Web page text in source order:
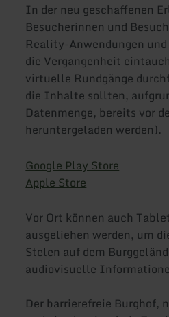
In der neu geschaffenen
Besucherinnen und
Reality-Anwendungen
die Vergangenheit
virtuelle Rundgänge
die Inhalte sollten,
Datenmenge, bereits vor
heruntergeladen werden).
Google Play Store
Apple Store
Vor Ort können auch
ausgeliehen werden, um
Stelen auf dem
audiovisuelle
Der barrierefreie Burghof,